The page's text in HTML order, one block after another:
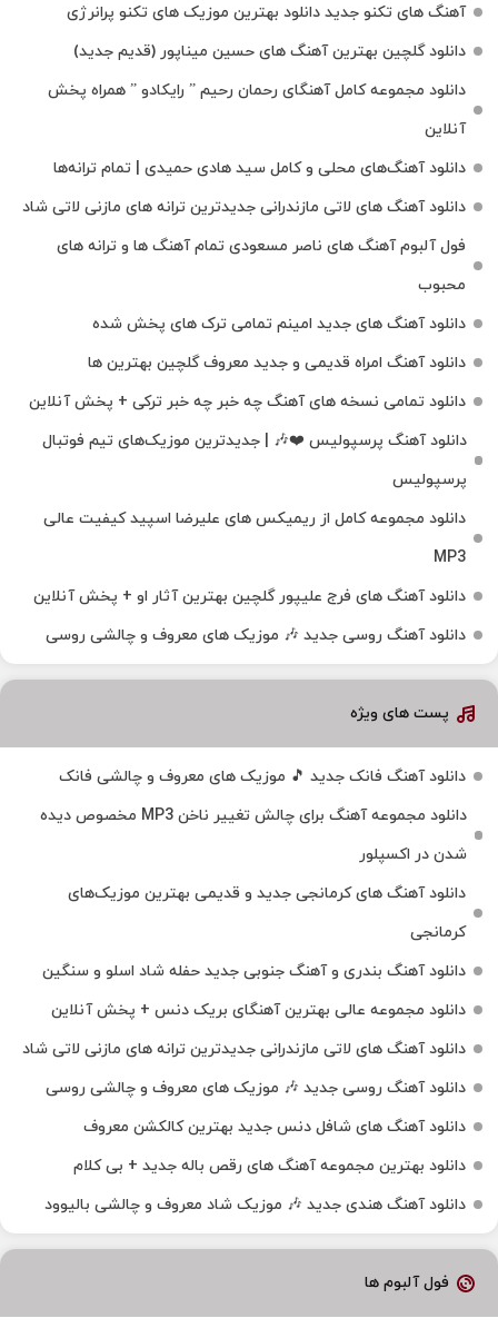
آهنگ های تکنو جدید دانلود بهترین موزیک های تکنو پرانرژی
دانلود گلچین بهترین آهنگ های حسین میناپور (قدیم جدید)
دانلود مجموعه کامل آهنگای رحمان رحیم ” رایکادو ” همراه پخش
آنلاین
دانلود آهنگ‌های محلی و کامل سید هادی حمیدی | تمام ترانه‌ها
دانلود آهنگ‌ های لاتی مازندرانی جدیدترین ترانه های مازنی لاتی شاد
فول آلبوم آهنگ‌ های ناصر مسعودی تمام آهنگ‌ ها و ترانه‌ های
محبوب
دانلود آهنگ های جدید امینم تمامی ترک های پخش شده
دانلود آهنگ امراه قدیمی و جدید معروف گلچین بهترین ها
دانلود تمامی نسخه های آهنگ چه خبر چه خبر ترکی + پخش آنلاین
دانلود آهنگ پرسپولیس ❤️🎶 | جدیدترین موزیک‌های تیم فوتبال
پرسپولیس
دانلود مجموعه کامل از ریمیکس های علیرضا اسپید کیفیت عالی
MP3
دانلود آهنگ های فرج علیپور گلچین بهترین آثار او + پخش آنلاین
دانلود آهنگ روسی جدید 🎶 موزیک‌ های معروف و چالشی روسی
پست های ویژه
دانلود آهنگ فانک جدید 🎵 موزیک‌ های معروف و چالشی فانک
دانلود مجموعه آهنگ برای چالش تغییر ناخن MP3 مخصوص دیده
شدن در اکسپلور
دانلود آهنگ‌ های کرمانجی جدید و قدیمی بهترین موزیک‌های
کرمانجی
دانلود آهنگ بندری و آهنگ جنوبی جدید حفله شاد اسلو و سنگین
دانلود مجموعه عالی بهترین آهنگای بریک دنس + پخش آنلاین
دانلود آهنگ‌ های لاتی مازندرانی جدیدترین ترانه های مازنی لاتی شاد
دانلود آهنگ روسی جدید 🎶 موزیک‌ های معروف و چالشی روسی
دانلود آهنگ های شافل دنس جدید بهترین کالکشن معروف
دانلود بهترین مجموعه آهنگ های رقص باله جدید + بی کلام
دانلود آهنگ هندی جدید 🎶 موزیک شاد معروف و چالشی بالیوود
فول آلبوم ها